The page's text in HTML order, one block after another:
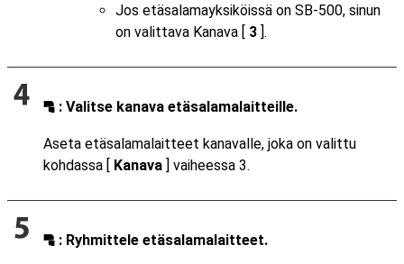
Jos etäsalamayksiköissä on SB‑500, sinun
on valittava Kanava [ 3 ].
f : Valitse kanava etäsalamalaitteille.
Aseta etäsalamalaitteet kanavalle, joka on valittu
kohdassa [ Kanava ] vaiheessa 3.
f : Ryhmittele etäsalamalaitteet.